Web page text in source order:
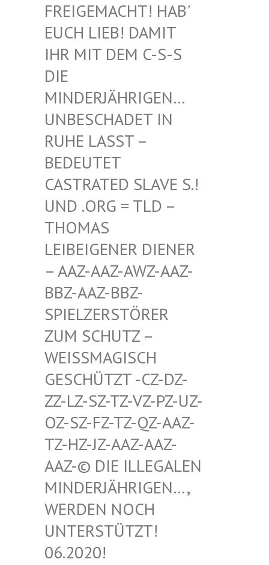
EIGEMACHT! HAB' EU
CH LIEB! DAMIT IH
R MIT DEM C-S-S DI
E MI
NDERJÄHRIGEN… UN
BESCHADET IN RU
HE LASST – BE
DEUTET CA
STRATED SLAVE S.! UN
D .ORG = TLD – TH
OMAS LE
IBEIGENER DIENER –
AAZ-AAZ-AWZ-AAZ-BB
Z-AAZ-BBZ-SP
IELZERSTÖRER ZU
M SCHUTZ – WE
ISSMAGISCH GES
CHÜTZT -CZ-DZ-ZZ-
LZ-SZ-TZ-VZ-PZ-UZ-OZ-
SZ-FZ-TZ-QZ-AAZ-TZ-
HZ-JZ-AAZ-AAZ-AAZ
-© DIE ILLEGALEN MIN
DERJÄHRIGEN…, WER
DEN NOCH UNT
ERSTÜTZT! 06.
2020! SLA